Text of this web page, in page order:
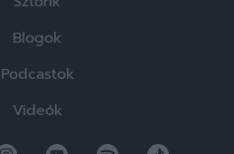
Blogok
Podcastok
Videók